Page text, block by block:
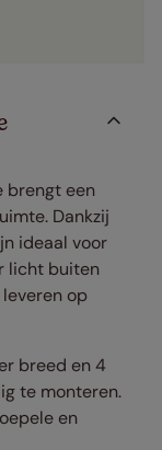
brengt een
Dankzij
ideaal voor
licht buiten
op
breed en 4
te monteren.
en